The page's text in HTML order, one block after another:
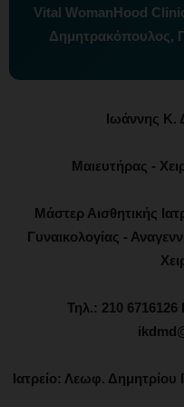
Vital WomanHood
Δημητρακόπουλος,
Ιωάννης Κ.
Μαιευτήρας -
Μάστερ Αισθητικής
Γυναικολογίας -
Τηλ.: 210 6716126
Ιατρείο: Λεωφ.